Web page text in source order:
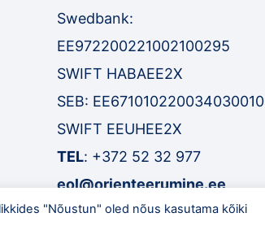
Swedbank:
EE972200221002100295
SWIFT HABAEE2X
SEB: EE671010220034030010
SWIFT EEUHEE2X
TEL: +372 52 32 977
eol@orienteerumine.ee
"Nõustun" oled nõus kasutama kõiki